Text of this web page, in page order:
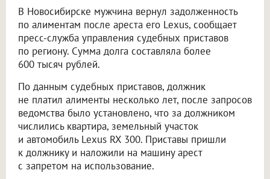
В Новосибирске мужчина вернул задолженность
по алиментам после ареста его Lexus, сообщает
пресс-служба управления судебных приставов
по региону. Сумма долга составляла более
600 тысяч рублей.
По данным судебных приставов, должник
не платил алименты несколько лет, после запросов
ведомства было установлено, что за должником
числились квартира, земельный участок
и автомобиль Lexus RX 300. Приставы пришли
к должнику и наложили на машину арест
с запретом на использование.